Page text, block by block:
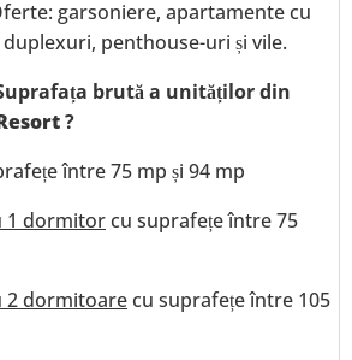
garsoniere, apartamente cu
penthouse-uri și vile.
brută a unităților din
?
între 75 mp și 94 mp
1 dormitorcu suprafețe între 75
2 dormitoarecu suprafețe între 105